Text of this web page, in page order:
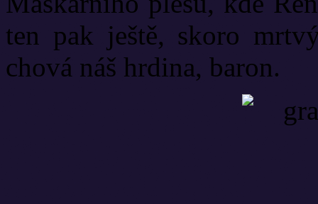
ten pak ještě, skoro
chová náš hrdina, baron.